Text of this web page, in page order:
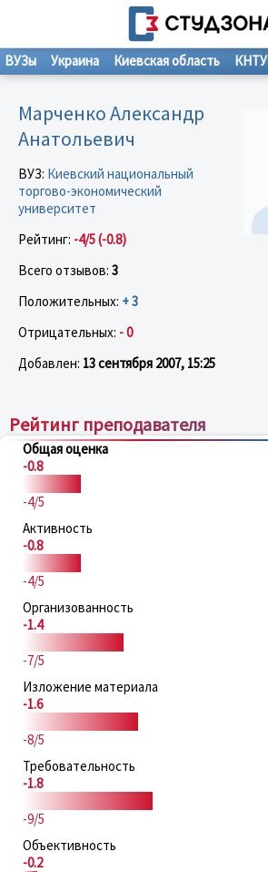
ВУЗы Украина Киевская область КНТУ
Марченко Александр
Анатольевич
ВУЗ: Киевский национальный
торгово-экономический
университет
Рейтинг: -4/5 (-0.8)
Всего отзывов: 3
Положительных: + 3
Отрицательных: - 0
Добавлен: 13 сентября 2007, 15:25
Рейтинг преподавателя
Общая оценка
-0.8
-4/5
Активность
-0.8
-4/5
Организованность
-1.4
-7/5
Изложение материала
-1.6
-8/5
Требовательность
-1.8
-9/5
Объективность
-0.2